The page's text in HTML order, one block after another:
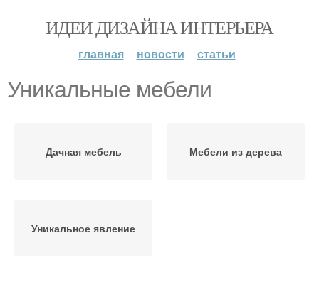
ИДЕИ ДИЗАЙНА ИНТЕРЬЕРА
главная новости статьи
Уникальные мебели
Дачная мебель Мебели из дерева
Уникальное явление